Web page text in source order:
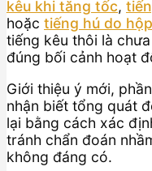
kêu khi tăng tốc,
hoặc tiếng hú do
tiếng kêu thôi là
đúng bối cảnh hoạt
Giới thiệu ý mới,
nhận biết tổng quát
lại bằng cách xác
tránh chẩn đoán
không đáng có.